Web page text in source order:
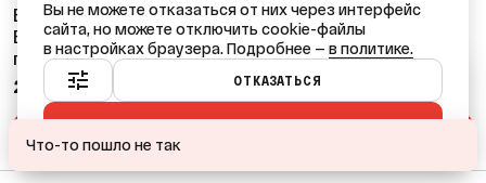
Ванна акрил ALEX
BAITLER BAIKAL 190*80
пустая
26 097,89 ₽
Ванна акрил ALEX
BAITLER ONEGA 140*60
пустая
15 854,03 ₽
Ваш город — Краснодар?
Вы не можете отказаться от них через интерфейс
сайта, но можете отключить cookie-файлы
в настройках браузера. Подробнее — в политике.
ОТКАЗАТЬСЯ
ПРИНЯТЬ ВСЕ
Что-то пошло не так